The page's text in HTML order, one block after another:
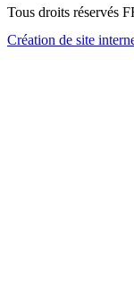
Tous droits réservés
Création de site